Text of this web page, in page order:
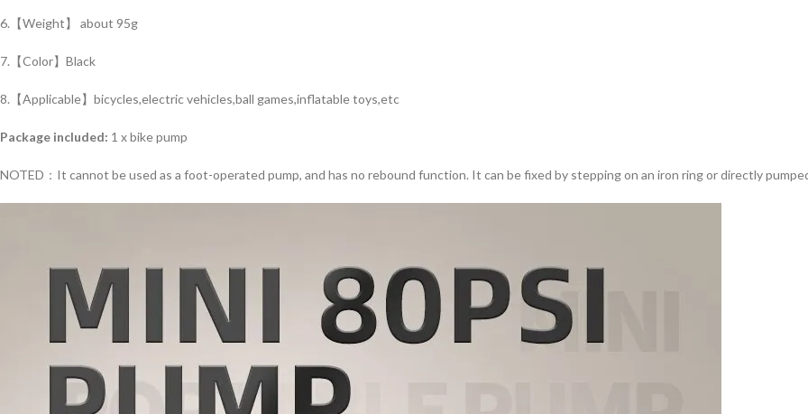
6.【Weight】 about 95g
7.【Color】Black
8.【Applicable】bicycles,electric vehicles,ball games,inflatable toys,etc
Package included: 1 x bike pump
NOTED：It cannot be used as a foot-operated pump, and has no rebound function. It can be fixed by stepping on an iron ring or directly